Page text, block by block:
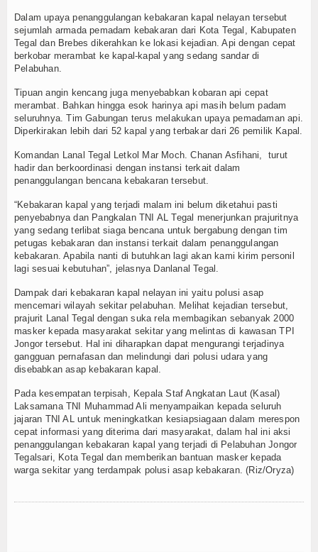
Dalam upaya penanggulangan kebakaran kapal nelayan tersebut
sejumlah armada pemadam kebakaran dari Kota Tegal, Kabupaten
Tegal dan Brebes dikerahkan ke lokasi kejadian. Api dengan cepat
berkobar merambat ke kapal-kapal yang sedang sandar di
Pelabuhan.
Tipuan angin kencang juga menyebabkan kobaran api cepat
merambat. Bahkan hingga esok harinya api masih belum padam
seluruhnya. Tim Gabungan terus melakukan upaya pemadaman api.
Diperkirakan lebih dari 52 kapal yang terbakar dari 26 pemilik Kapal.
Komandan Lanal Tegal Letkol Mar Moch. Chanan Asfihani, turut
hadir dan berkoordinasi dengan instansi terkait dalam
penanggulangan bencana kebakaran tersebut.
“Kebakaran kapal yang terjadi malam ini belum diketahui pasti
penyebabnya dan Pangkalan TNI AL Tegal menerjunkan prajuritnya
yang sedang terlibat siaga bencana untuk bergabung dengan tim
petugas kebakaran dan instansi terkait dalam penanggulangan
kebakaran. Apabila nanti di butuhkan lagi akan kami kirim personil
lagi sesuai kebutuhan”, jelasnya Danlanal Tegal.
Dampak dari kebakaran kapal nelayan ini yaitu polusi asap
mencemari wilayah sekitar pelabuhan. Melihat kejadian tersebut,
prajurit Lanal Tegal dengan suka rela membagikan sebanyak 2000
masker kepada masyarakat sekitar yang melintas di kawasan TPI
Jongor tersebut. Hal ini diharapkan dapat mengurangi terjadinya
gangguan pernafasan dan melindungi dari polusi udara yang
disebabkan asap kebakaran kapal.
Pada kesempatan terpisah, Kepala Staf Angkatan Laut (Kasal)
Laksamana TNI Muhammad Ali menyampaikan kepada seluruh
jajaran TNI AL untuk meningkatkan kesiapsiagaan dalam merespon
cepat informasi yang diterima dari masyarakat, dalam hal ini aksi
penanggulangan kebakaran kapal yang terjadi di Pelabuhan Jongor
Tegalsari, Kota Tegal dan memberikan bantuan masker kepada
warga sekitar yang terdampak polusi asap kebakaran. (Riz/Oryza)